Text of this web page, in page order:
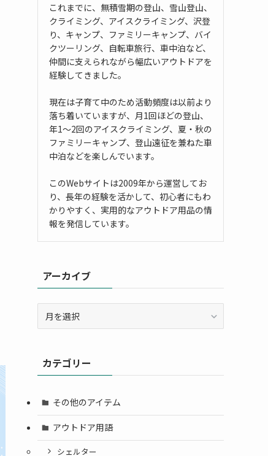
これまでに、無積雪期の登山、雪山登山、
クライミング、アイスクライミング、沢登
り、キャンプ、ファミリーキャンプ、バイ
クツーリング、自転車旅行、車中泊など、
仲間に支えられながら幅広いアウトドアを
経験してきました。
現在は子育て中のため活動頻度は以前より
落ち着いていますが、月1回ほどの登山、
年1〜2回のアイスクライミング、夏・秋の
ファミリーキャンプ、登山遠征を兼ねた車
中泊などを楽しんでいます。
このWebサイトは2009年から運営してお
り、長年の経験を活かして、初心者にもわ
かりやすく、実用的なアウトドア用品の情
報を発信しています。
アーカイブ
ブカテゴリー
その他のアイテム
アウトドア用語
シェルター